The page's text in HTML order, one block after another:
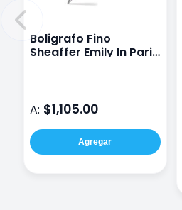
Boligrafo Fino
Sheaffer Emily In Paris
A: $1,105.00
Agregar